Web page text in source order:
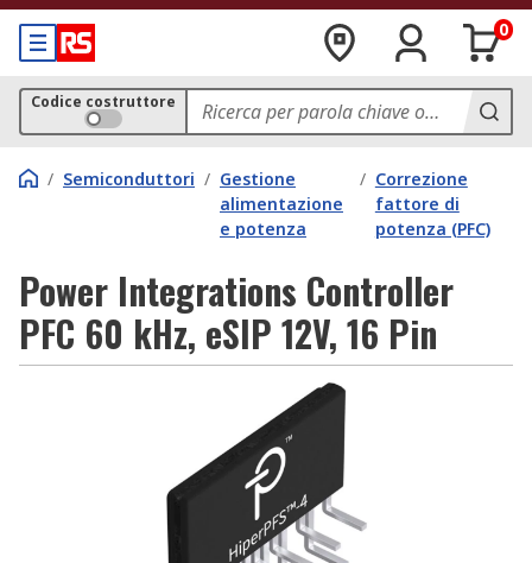
0
Codice costruttore
/ Semiconduttori / Gestione
alimentazione
e potenza
/ Correzione
fattore di
potenza (PFC)
Power Integrations Controller
PFC 60 kHz, eSIP 12V, 16 Pin